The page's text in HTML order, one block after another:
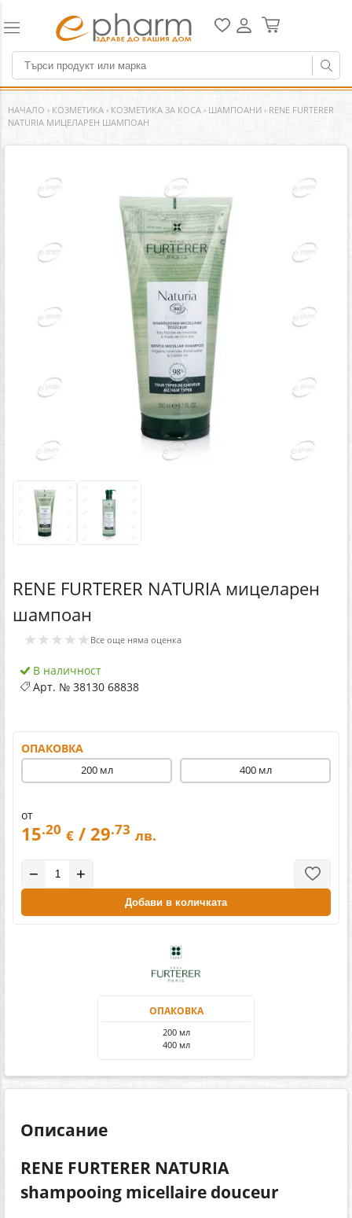
НАЧАЛО › КОЗМЕТИКА › КОЗМЕТИКА ЗА КОСА › ШАМПОАНИ › RENE FURTERER
NATURIA МИЦЕЛАРЕН ШАМПОАН
RENE FURTERER NATURIA мицеларен
шампоан
★★★★★ Все още няма оценка
В наличност
Арт. № 38130 68838
ОПАКОВКА
200 мл 400 мл
от
15.20 € / 29.73 лв.
− +
Добави в количката
ОПАКОВКА
200 мл
400 мл
Описание
RENE FURTERER NATURIA
shampooing micellaire douceur